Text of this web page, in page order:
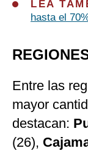
LEA
hasta el
Entre las
mayor
destacan:
(26),